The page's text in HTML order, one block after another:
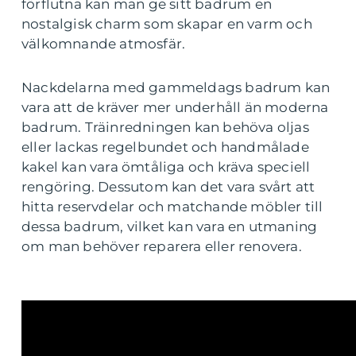
förflutna kan man ge sitt badrum en
nostalgisk charm som skapar en varm och
välkomnande atmosfär.
Nackdelarna med gammeldags badrum kan
vara att de kräver mer underhåll än moderna
badrum. Träinredningen kan behöva oljas
eller lackas regelbundet och handmålade
kakel kan vara ömtåliga och kräva speciell
rengöring. Dessutom kan det vara svårt att
hitta reservdelar och matchande möbler till
dessa badrum, vilket kan vara en utmaning
om man behöver reparera eller renovera.